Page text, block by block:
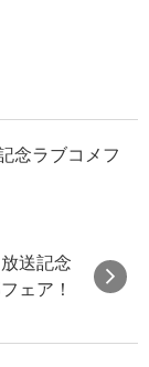
念ラブコメフ
送記念
ェア！